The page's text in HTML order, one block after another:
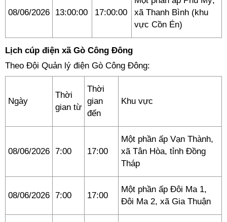
08/06/2026 13:00:00 17:00:00
xã Thanh Bình (khu
vực Cồn Én)
Lịch cúp điện xã Gò Công Đông
Theo Đội Quản lý điện Gò Công Đông:
Ngày
Thời
gian từ
Thời
gian
đến
Khu vực
08/06/2026 7:00 17:00
Một phần ấp Vạn Thành,
xã Tân Hòa, tỉnh Đồng
Tháp
08/06/2026 7:00 17:00
Một phần ấp Đôi Ma 1,
Đôi Ma 2, xã Gia Thuận